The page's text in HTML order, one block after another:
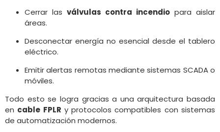
Cerrar las válvulas contra incendio para aislar
áreas.
Desconectar energía no esencial desde el tablero
eléctrico.
Emitir alertas remotas mediante sistemas SCADA o
móviles.
Todo esto se logra gracias a una arquitectura basada
en cable FPLR y protocolos compatibles con sistemas
de automatización modernos.